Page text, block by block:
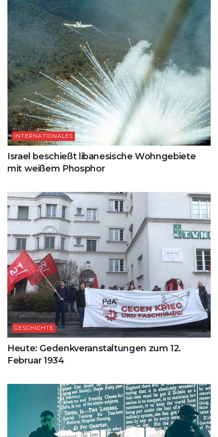
INTERNATIONALES
Israel beschießt libanesische Wohngebiete
mit weißem Phosphor
GESCHICHTE
Heute: Gedenkveranstaltungen zum 12.
Februar 1934